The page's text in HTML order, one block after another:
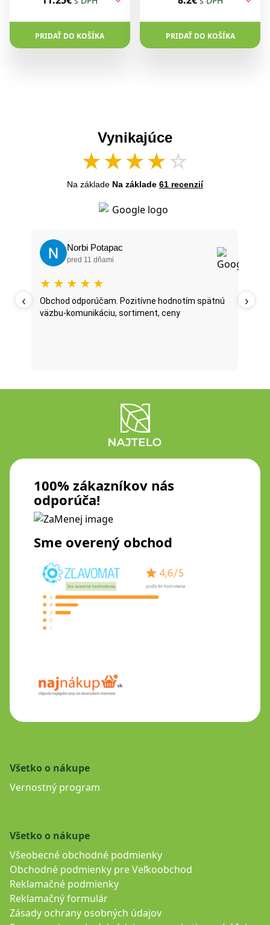
PRIDAŤ DO KOŠÍKA PRIDAŤ DO KOŠÍKA
Vynikajúce
★★★★☆
Na základe Na základe 61 recenzií
Norbi Potapac
pred 11 dňami
★ ★ ★ ★ ★
Obchod odporúčam. Pozitívne hodnotím spätnú
väzbu-komunikáciu, sortiment, ceny
‹ ›
100% zákazníkov nás
odporúča!
Sme overený obchod
Všetko o nákupe
Vernostný program
Všetko o nákupe
Všeobecné obchodné podmienky
Obchodné podmienky pre Veľkoobchod
Reklamačné podmienky
Reklamačný formulár
Zásady ochrany osobných údajov